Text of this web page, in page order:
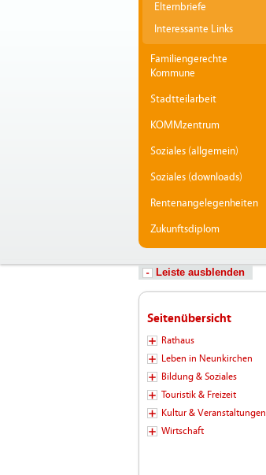
Elternbriefe
Interessante Links
Familiengerechte
Kommune
Stadtteilarbeit
KOMMzentrum
Soziales (allgemein)
Soziales (downloads)
Rentenangelegenheiten
Zukunftsdiplom
Leiste ausblenden
Seitenübersicht
Rathaus
Leben in Neunkirchen
Bildung & Soziales
Touristik & Freizeit
Kultur & Veranstaltungen
Wirtschaft